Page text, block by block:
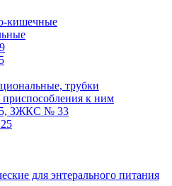
кишечные
трубки
приспособления к ним
ЗЖКС № 33
для энтерального питания